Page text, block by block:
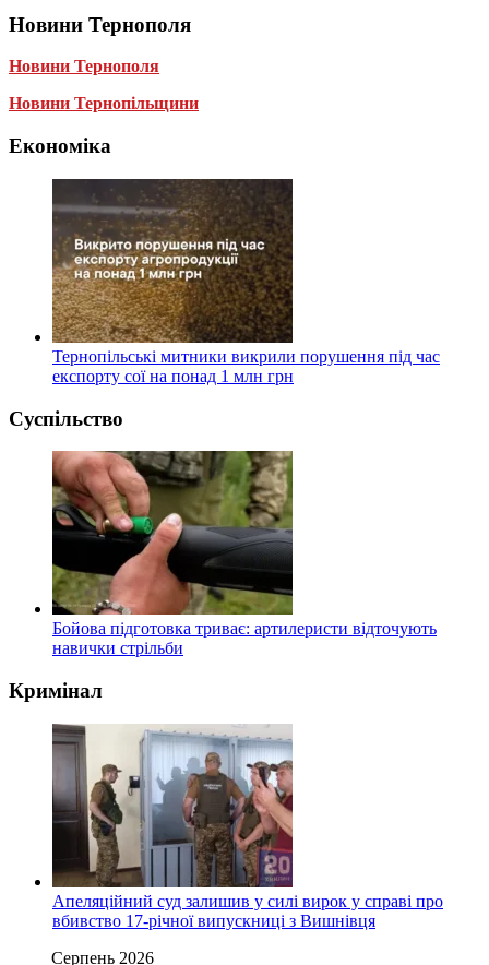
Новини Тернополя
Новини Тернополя
Новини Тернопільщини
Економіка
Тернопільські митники викрили порушення під час
експорту сої на понад 1 млн грн
Суспільство
Бойова підготовка триває: артилеристи відточують
навички стрільби
Кримінал
Апеляційний суд залишив у силі вирок у справі про
вбивство 17-річної випускниці з Вишнівця
Серпень 2026